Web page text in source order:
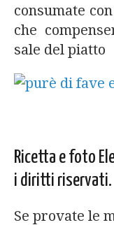
consumate
che
sale del piatto
Ricetta e foto
i diritti riservati.
Se provate le